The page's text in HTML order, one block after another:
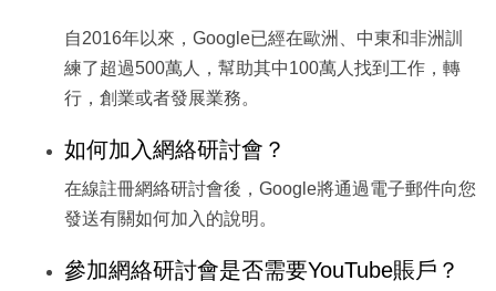
自2016年以來，Google已經在歐洲、中東和非洲訓
練了超過500萬人，幫助其中100萬人找到工作，轉
行，創業或者發展業務。
如何加入網絡研討會？
在線註冊網絡研討會後，Google將通過電子郵件向您
發送有關如何加入的說明。
參加網絡研討會是否需要YouTube賬戶？